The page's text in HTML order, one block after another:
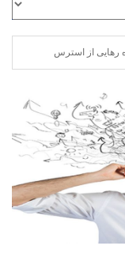
رهایی از استرس